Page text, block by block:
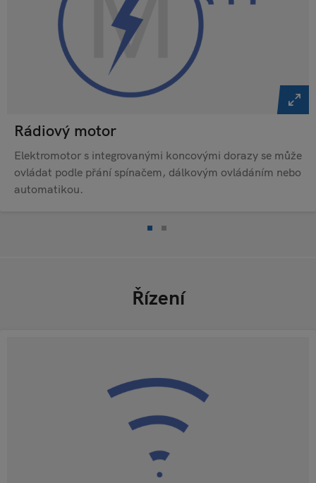
Rádiový motor
Elektromotor s integrovanými koncovými dorazy se může
ovládat podle přání spínačem, dálkovým ovládáním nebo
automatikou.
Řízení